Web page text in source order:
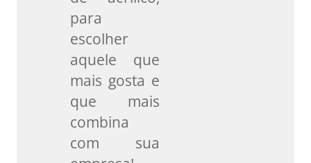
para
escolher
aquele que
mais gosta e
que mais
combina
com sua